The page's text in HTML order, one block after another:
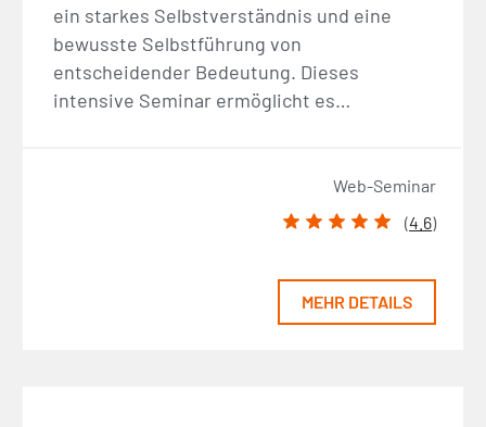
ein starkes Selbstverständnis und eine
bewusste Selbstführung von
entscheidender Bedeutung. Dieses
intensive Seminar ermöglicht es…
Web-Seminar
(4.6)
MEHR DETAILS